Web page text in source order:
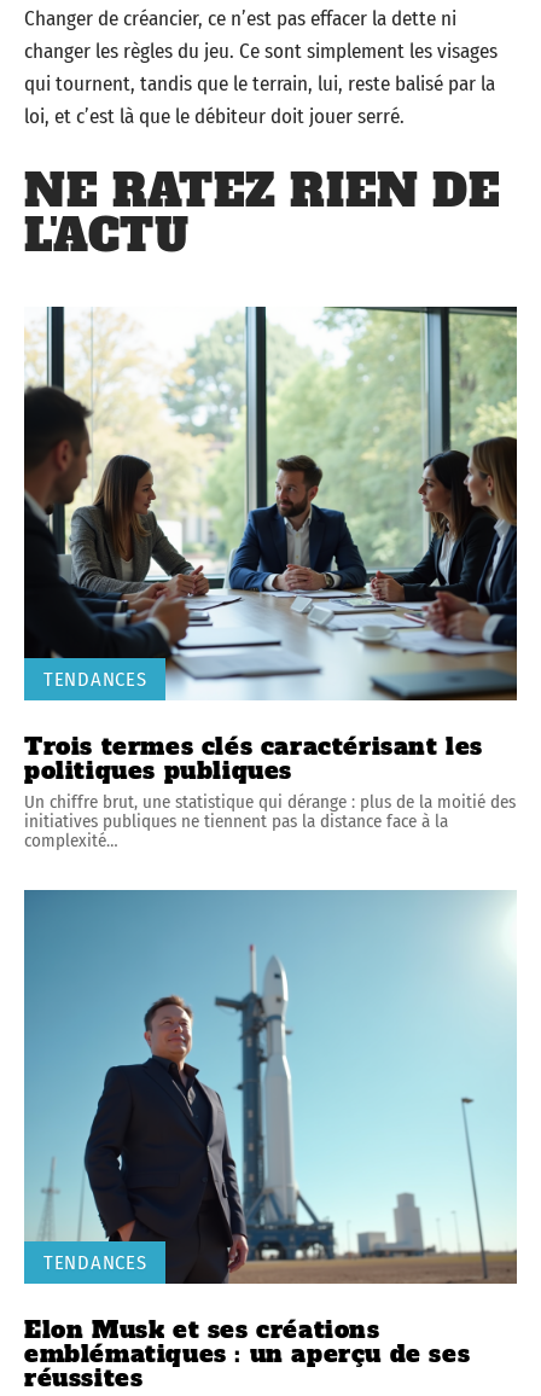
Changer de créancier, ce n’est pas effacer la dette ni
changer les règles du jeu. Ce sont simplement les visages
qui tournent, tandis que le terrain, lui, reste balisé par la
loi, et c’est là que le débiteur doit jouer serré.
NE RATEZ RIEN DE
L'ACTU
TENDANCES
Trois termes clés caractérisant les
politiques publiques
Un chiffre brut, une statistique qui dérange : plus de la moitié des
initiatives publiques ne tiennent pas la distance face à la
complexité…
TENDANCES
Elon Musk et ses créations
emblématiques : un aperçu de ses
réussites